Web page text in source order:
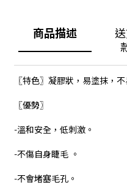
商品描述
〖特色〗凝膠狀，易塗抹，不
〖優勢〗
-溫和安全，低刺激。
-不傷自身睫毛 。
-不會堵塞毛孔。